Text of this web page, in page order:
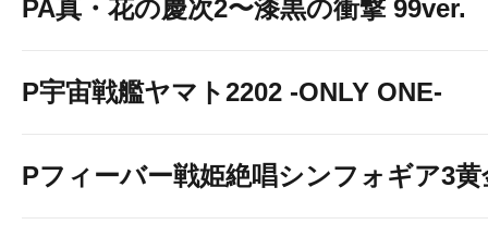
PA真・花の慶次2〜漆黒の衝撃 99ver.
P宇宙戦艦ヤマト2202 -ONLY ONE-
Pフィーバー戦姫絶唱シンフォギア3黄